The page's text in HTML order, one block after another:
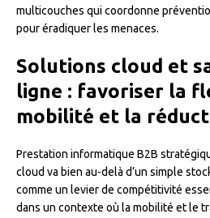
multicouches qui coordonne
pour éradiquer les menaces.
Solutions cloud et
ligne : favoriser la
mobilité et la
Prestation informatique B2B
cloud va bien au-delà d’un simple
comme un levier de compétitivité
dans un contexte où la mobilité et le